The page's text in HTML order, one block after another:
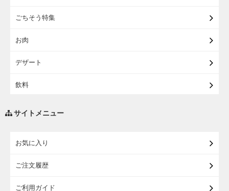
ごちそう特集
お肉
デザート
飲料
サイトメニュー
お気に入り
ご注文履歴
ご利用ガイド